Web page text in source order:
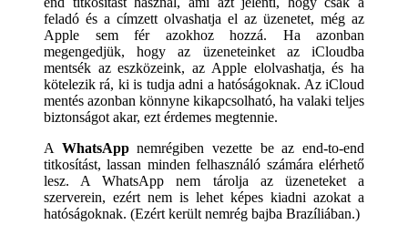
feladó és a címzett olvashatja el az üzenetet, még az
Apple sem fér azokhoz hozzá. Ha azonban
megengedjük, hogy az üzeneteinket az iCloudba
mentsék az eszközeink, az Apple elolvashatja, és ha
kötelezik rá, ki is tudja adni a hatóságoknak. Az iCloud
mentés azonban könnyne kikapcsolható, ha valaki teljes
biztonságot akar, ezt érdemes megtennie.
A WhatsAppnemrégiben vezette be az end-to-end
titkosítást, lassan minden felhasználó számára elérhető
lesz. A WhatsApp nem tárolja az üzeneteket a
szerverein, ezért nem is lehet képes kiadni azokat a
hatóságoknak. (Ezért került nemrég bajba Brazíliában.)